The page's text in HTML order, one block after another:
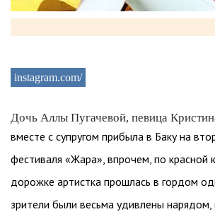
instagram.com/
Дочь Аллы Пугачевой, певица
вместе с супругом прибыла в Баку на
фестиваля «Жара», впрочем, по красной
дорожке артистка прошлась в гордом
зрители были весьма удивлены